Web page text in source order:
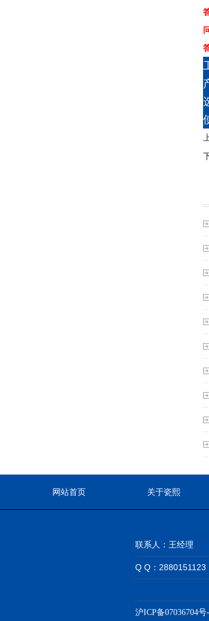
网站首页 关于瓷熙
联系人：王经理
Q Q：2880151123
沪ICP备07036704号